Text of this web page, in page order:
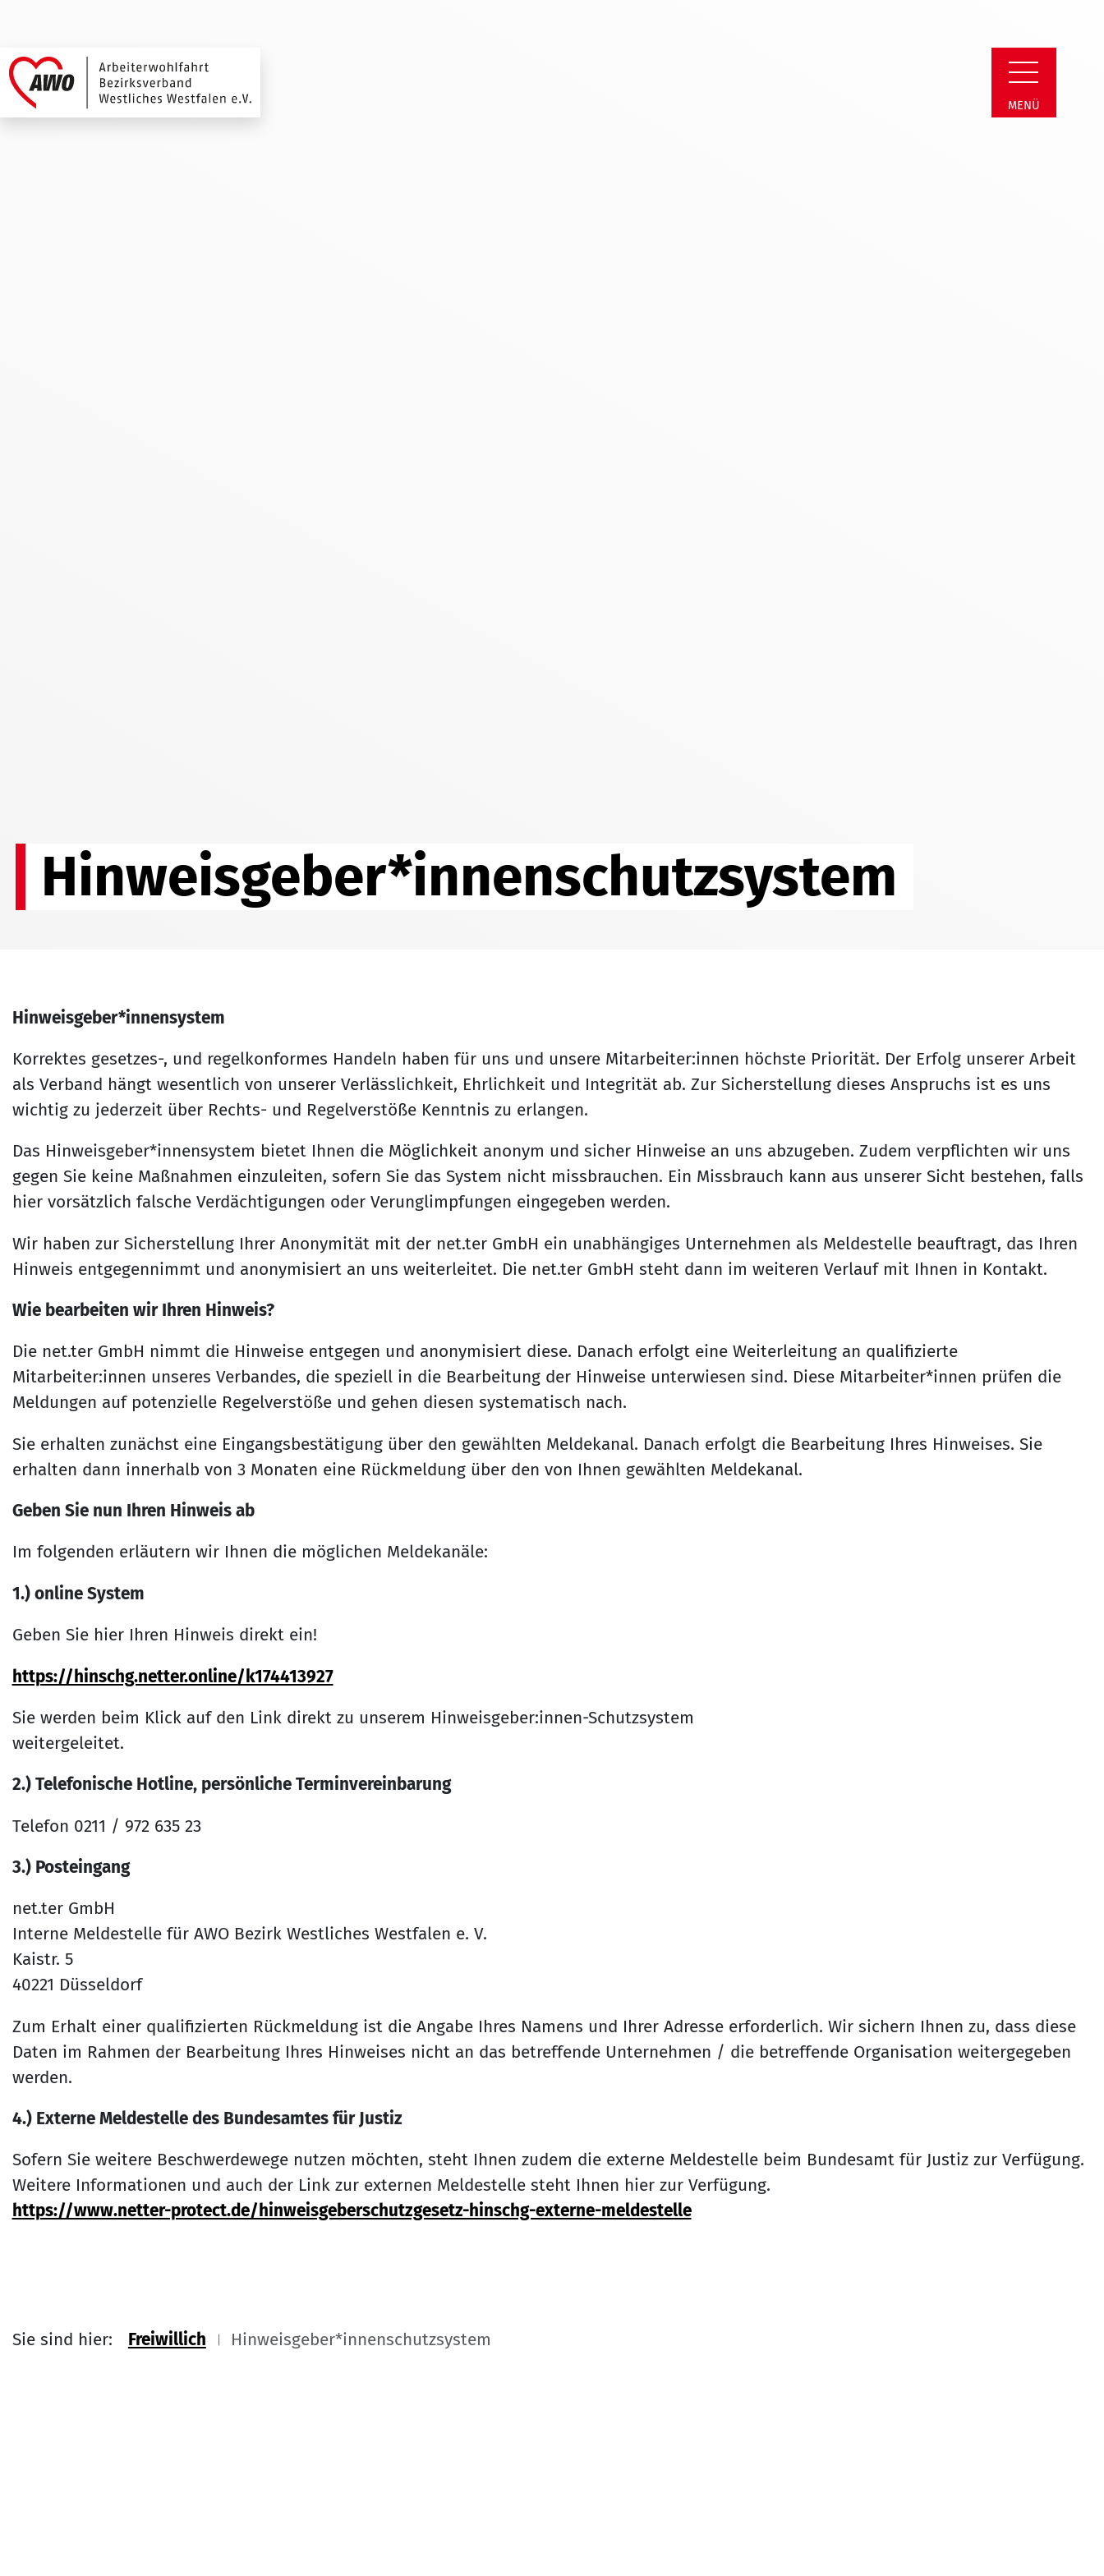
MENÜ
Hinweisgeber*innenschutzsystem
Hinweisgeber*innensystem
Korrektes gesetzes-, und regelkonformes Handeln haben für uns und unsere Mitarbeiter:innen höchste Priorität. Der Erfolg unserer Arbeit
als Verband hängt wesentlich von unserer Verlässlichkeit, Ehrlichkeit und Integrität ab. Zur Sicherstellung dieses Anspruchs ist es uns
wichtig zu jederzeit über Rechts- und Regelverstöße Kenntnis zu erlangen.
Das Hinweisgeber*innensystem bietet Ihnen die Möglichkeit anonym und sicher Hinweise an uns abzugeben. Zudem verpflichten wir uns
gegen Sie keine Maßnahmen einzuleiten, sofern Sie das System nicht missbrauchen. Ein Missbrauch kann aus unserer Sicht bestehen, falls
hier vorsätzlich falsche Verdächtigungen oder Verunglimpfungen eingegeben werden.
Wir haben zur Sicherstellung Ihrer Anonymität mit der net.ter GmbH ein unabhängiges Unternehmen als Meldestelle beauftragt, das Ihren
Hinweis entgegennimmt und anonymisiert an uns weiterleitet. Die net.ter GmbH steht dann im weiteren Verlauf mit Ihnen in Kontakt.
Wie bearbeiten wir Ihren Hinweis?
Die net.ter GmbH nimmt die Hinweise entgegen und anonymisiert diese. Danach erfolgt eine Weiterleitung an qualifizierte
Mitarbeiter:innen unseres Verbandes, die speziell in die Bearbeitung der Hinweise unterwiesen sind. Diese Mitarbeiter*innen prüfen die
Meldungen auf potenzielle Regelverstöße und gehen diesen systematisch nach.
Sie erhalten zunächst eine Eingangsbestätigung über den gewählten Meldekanal. Danach erfolgt die Bearbeitung Ihres Hinweises. Sie
erhalten dann innerhalb von 3 Monaten eine Rückmeldung über den von Ihnen gewählten Meldekanal.
Geben Sie nun Ihren Hinweis ab
Im folgenden erläutern wir Ihnen die möglichen Meldekanäle:
1.) online System
Geben Sie hier Ihren Hinweis direkt ein!
https://hinschg.netter.online/k174413927
Sie werden beim Klick auf den Link direkt zu unserem Hinweisgeber:innen-Schutzsystem
weitergeleitet.
2.) Telefonische Hotline, persönliche Terminvereinbarung
Telefon 0211 / 972 635 23
3.) Posteingang
net.ter GmbH
Interne Meldestelle für AWO Bezirk Westliches Westfalen e. V.
Kaistr. 5
40221 Düsseldorf
Zum Erhalt einer qualifizierten Rückmeldung ist die Angabe Ihres Namens und Ihrer Adresse erforderlich. Wir sichern Ihnen zu, dass diese
Daten im Rahmen der Bearbeitung Ihres Hinweises nicht an das betreffende Unternehmen / die betreffende Organisation weitergegeben
werden.
4.) Externe Meldestelle des Bundesamtes für Justiz
Sofern Sie weitere Beschwerdewege nutzen möchten, steht Ihnen zudem die externe Meldestelle beim Bundesamt für Justiz zur Verfügung.
Weitere Informationen und auch der Link zur externen Meldestelle steht Ihnen hier zur Verfügung.
https://www.netter-protect.de/hinweisgeberschutzgesetz-hinschg-externe-meldestelle
Sie sind hier: Freiwillich Hinweisgeber*innenschutzsystem